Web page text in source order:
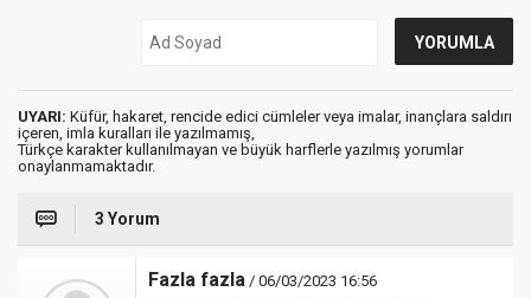
UYARI: Küfür, hakaret, rencide edici cümleler veya imalar, inançlara saldırı
içeren, imla kuralları ile yazılmamış,
Türkçe karakter kullanılmayan ve büyük harflerle yazılmış yorumlar
onaylanmamaktadır.
3 Yorum
Fazla fazla / 06/03/2023 16:56